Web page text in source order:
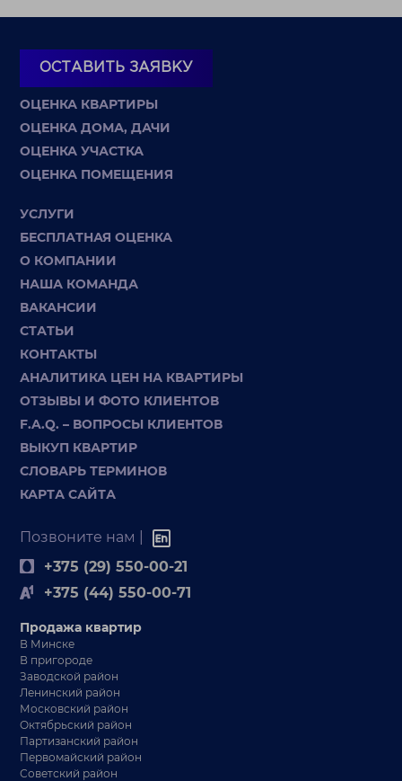
ОСТАВИТЬ ЗАЯВКУ
ОЦЕНКА КВАРТИРЫ
ОЦЕНКА ДОМА, ДАЧИ
ОЦЕНКА УЧАСТКА
ОЦЕНКА ПОМЕЩЕНИЯ
УСЛУГИ
БЕСПЛАТНАЯ ОЦЕНКА
О КОМПАНИИ
НАША КОМАНДА
ВАКАНСИИ
СТАТЬИ
КОНТАКТЫ
АНАЛИТИКА ЦЕН НА КВАРТИРЫ
ОТЗЫВЫ И ФОТО КЛИЕНТОВ
F.A.Q. – ВОПРОСЫ КЛИЕНТОВ
ВЫКУП КВАРТИР
СЛОВАРЬ ТЕРМИНОВ
КАРТА САЙТА
Позвоните нам |
+375 (29) 550-00-21
+375 (44) 550-00-71
Продажа квартир
В Минске
В пригороде
Заводской район
Ленинский район
Московский район
Октябрьский район
Партизанский район
Первомайский район
Советский район